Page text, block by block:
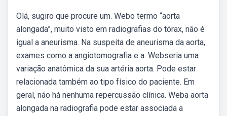
Olá, sugiro que procure um. Webo termo “aorta
alongada”, muito visto em radiografias do tórax, não é
igual a aneurisma. Na suspeita de aneurisma da aorta,
exames como a angiotomografia e a. Webseria uma
variação anatômica da sua artéria aorta. Pode estar
relacionada também ao tipo físico do paciente. Em
geral, não há nenhuma repercussão clínica. Weba aorta
alongada na radiografia pode estar associada a